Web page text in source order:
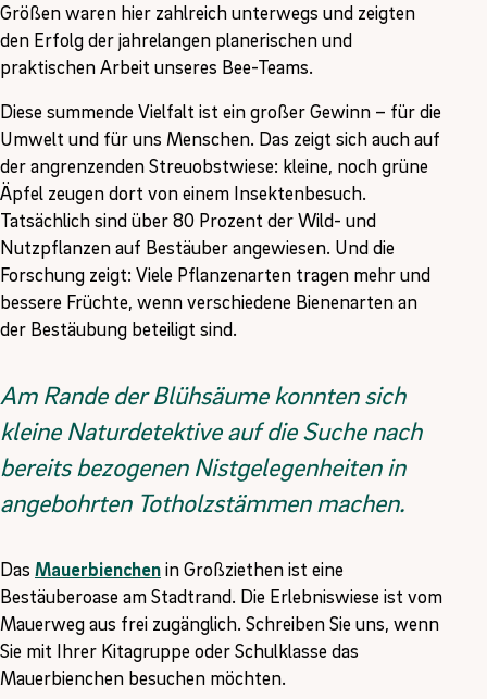
Größen waren hier zahlreich unterwegs und zeigten
den Erfolg der jahrelangen planerischen und
praktischen Arbeit unseres Bee-Teams.
Diese summende Vielfalt ist ein großer Gewinn – für die
Umwelt und für uns Menschen. Das zeigt sich auch auf
der angrenzenden Streuobstwiese: kleine, noch grüne
Äpfel zeugen dort von einem Insektenbesuch.
Tatsächlich sind über 80 Prozent der Wild- und
Nutzpflanzen auf Bestäuber angewiesen. Und die
Forschung zeigt: Viele Pflanzenarten tragen mehr und
bessere Früchte, wenn verschiedene Bienenarten an
der Bestäubung beteiligt sind.
Am Rande der Blühsäume konnten sich
kleine Naturdetektive auf die Suche nach
bereits bezogenen Nistgelegenheiten in
angebohrten Totholzstämmen machen.
Das Mauerbienchenin Großziethen ist eine
Bestäuberoase am Stadtrand. Die Erlebniswiese ist vom
Mauerweg aus frei zugänglich. Schreiben Sie uns, wenn
Sie mit Ihrer Kitagruppe oder Schulklasse das
Mauerbienchen besuchen möchten.